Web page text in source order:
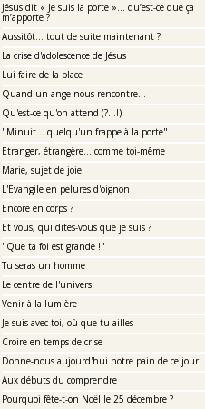
Jésus dit « Je suis la porte »… qu’est-ce que ça
m’apporte ?
Aussitôt... tout de suite maintenant ?
La crise d'adolescence de Jésus
Lui faire de la place
Quand un ange nous rencontre...
Qu'est-ce qu'on attend (?...!)
"Minuit... quelqu'un frappe à la porte"
Etranger, étrangère... comme toi-même
Marie, sujet de joie
L'Evangile en pelures d'oignon
Encore en corps ?
Et vous, qui dites-vous que je suis ?
"Que ta foi est grande !"
Tu seras un homme
Le centre de l'univers
Venir à la lumière
Je suis avec toi, où que tu ailles
Croire en temps de crise
Donne-nous aujourd'hui notre pain de ce jour
Aux débuts du comprendre
Pourquoi fête-t-on Noël le 25 décembre ?